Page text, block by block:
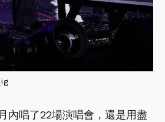
內唱了22場演唱會，還是用盡